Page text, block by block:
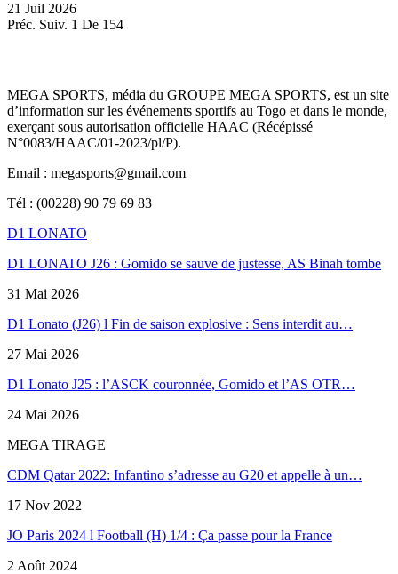
21 Juil 2026
Préc. Suiv. 1 De 154
MEGA SPORTS, média du GROUPE MEGA SPORTS, est un site
d’information sur les événements sportifs au Togo et dans le monde,
exerçant sous autorisation officielle HAAC (Récépissé
N°0083/HAAC/01-2023/pl/P).
Email : megasports@gmail.com
Tél : (00228) 90 79 69 83
D1 LONATO
D1 LONATO J26 : Gomido se sauve de justesse, AS Binah tombe
31 Mai 2026
D1 Lonato (J26) l Fin de saison explosive : Sens interdit au…
27 Mai 2026
D1 Lonato J25 : l’ASCK couronnée, Gomido et l’AS OTR…
24 Mai 2026
MEGA TIRAGE
CDM Qatar 2022: Infantino s’adresse au G20 et appelle à un…
17 Nov 2022
JO Paris 2024 l Football (H) 1/4 : Ça passe pour la France
2 Août 2024